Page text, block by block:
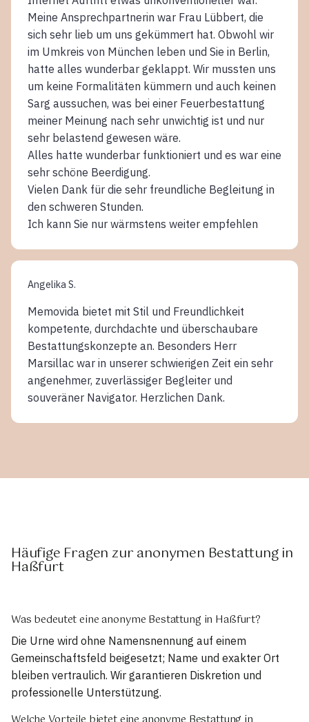
Meine Ansprechpartnerin war Frau Lübbert, die
sich sehr lieb um uns gekümmert hat. Obwohl wir
im Umkreis von München leben und Sie in Berlin,
hatte alles wunderbar geklappt. Wir mussten uns
um keine Formalitäten kümmern und auch keinen
Sarg aussuchen, was bei einer Feuerbestattung
meiner Meinung nach sehr unwichtig ist und nur
sehr belastend gewesen wäre.
Alles hatte wunderbar funktioniert und es war eine
sehr schöne Beerdigung.
Vielen Dank für die sehr freundliche Begleitung in
den schweren Stunden.
Ich kann Sie nur wärmstens weiter empfehlen
Angelika S.
Memovida bietet mit Stil und Freundlichkeit
kompetente, durchdachte und überschaubare
Bestattungskonzepte an. Besonders Herr
Marsillac war in unserer schwierigen Zeit ein sehr
angenehmer, zuverlässiger Begleiter und
souveräner Navigator. Herzlichen Dank.
Häufige Fragen zur anonymen Bestattung in
Haßfurt
Was bedeutet eine anonyme Bestattung in Haßfurt?
Die Urne wird ohne Namensnennung auf einem
Gemeinschaftsfeld beigesetzt; Name und exakter Ort
bleiben vertraulich. Wir garantieren Diskretion und
professionelle Unterstützung.